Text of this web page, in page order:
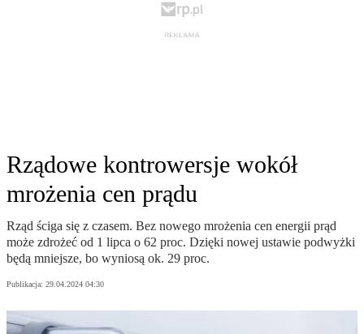
Rządowe kontrowersje wokół
mrożenia cen prądu
Rząd ściga się z czasem. Bez nowego mrożenia cen energii prąd
może zdrożeć od 1 lipca o 62 proc. Dzięki nowej ustawie podwyżki
będą mniejsze, bo wyniosą ok. 29 proc.
Publikacja: 29.04.2024 04:30